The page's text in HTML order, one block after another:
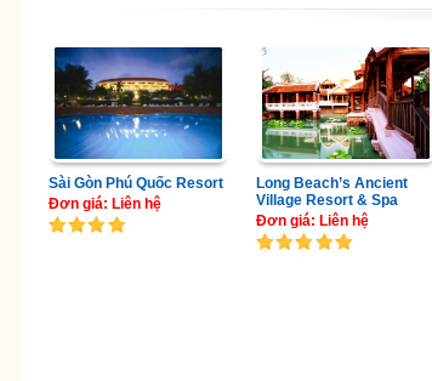
Sài Gòn Phú Quốc Resort
Đơn giá: Liên hệ
Long Beach’s Ancient
Village Resort & Spa
Đơn giá: Liên hệ